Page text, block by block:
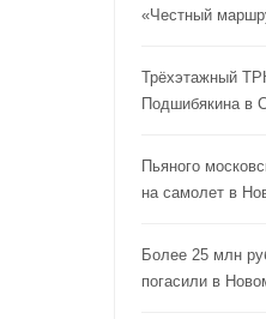
«Честный
Трёхэтажный
Подшибякина в
Пьяного
на самолет в
Более 25 млн
погасили в